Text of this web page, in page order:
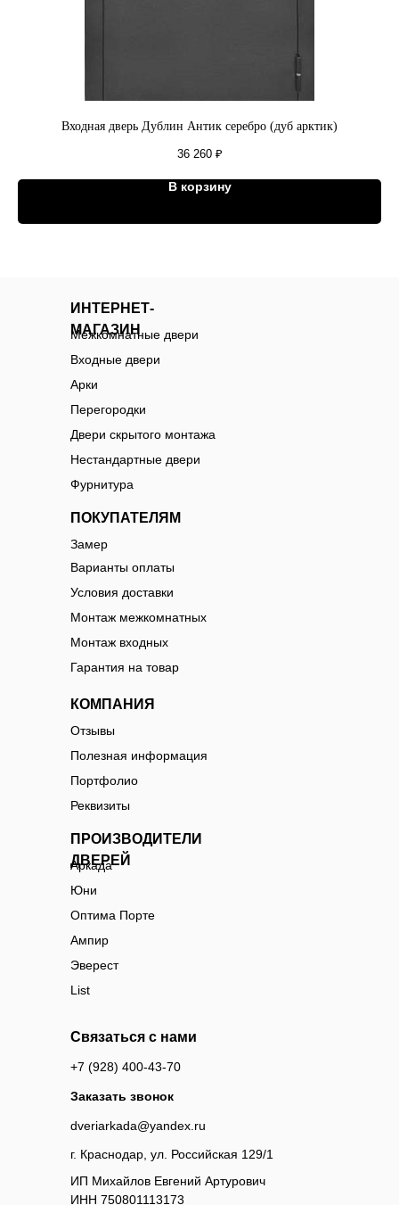
Входная дверь Дублин Антик серебро (дуб арктик)
36 260 ₽
В корзину
ИП Михайлов Евгений Артурович
ИНН 750801113173
Связаться с нами
dveriarkada@yandex.ru
+7 (928) 400-43-70
Заказать звонок
г. Краснодар, ул. Российская 129/1
ИНТЕРНЕТ-
МАГАЗИН
Межкомнатные двери
Входные двери
Арки
Перегородки
Двери скрытого монтажа
Нестандартные двери
Фурнитура
ПОКУПАТЕЛЯМ
Замер
Варианты оплаты
Условия доставки
Монтаж межкомнатных
Монтаж входных
Гарантия на товар
ПРОИЗВОДИТЕЛИ
ДВЕРЕЙ
Аркада
Юни
Оптима Порте
Ампир
Эверест
List
КОМПАНИЯ
Отзывы
Полезная информация
Портфолио
Реквизиты